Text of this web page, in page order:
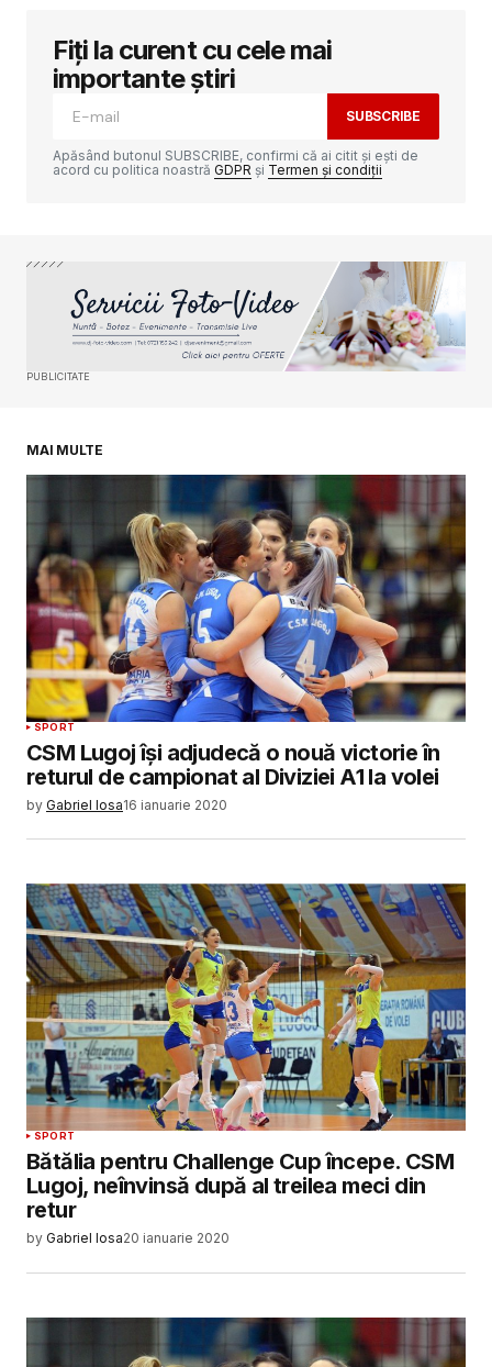
Adresa ta de email nu va fi publicată.
Câmpurile obligatorii sunt marcate cu
Your E-mail*
Fiți la curent cu cele mai
importante știri
SUBSCRIBE
Apăsând butonul SUBSCRIBE, confirmi că ai citit și ești de
acord cu politica noastră GDPR și Termen și condiții
PUBLICITATE
MAI MULTE
SPORT
CSM Lugoj își adjudecă o nouă victorie în
returul de campionat al Diviziei A1 la volei
by Gabriel Iosa16 ianuarie 2020
SPORT
Bătălia pentru Challenge Cup începe. CSM
Lugoj, neînvinsă după al treilea meci din
retur
by Gabriel Iosa20 ianuarie 2020